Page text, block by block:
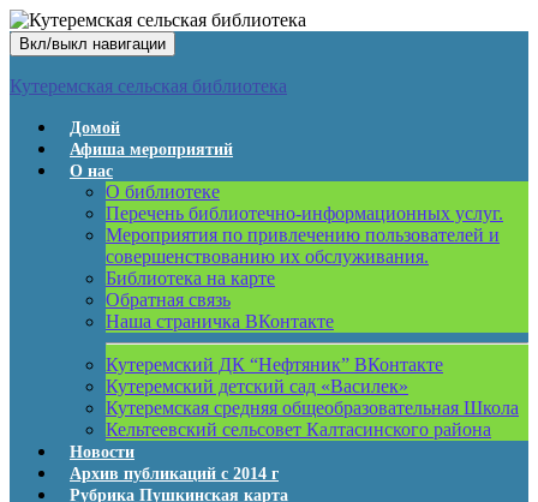
Вкл/выкл навигации
Кутеремская сельская библиотека
Домой
Афиша мероприятий
О нас
О библиотеке
Перечень библиотечно-информационных услуг.
Мероприятия по привлечению пользователей и
совершенствованию их обслуживания.
Библиотека на карте
Обратная связь
Наша страничка ВКонтакте
Кутеремский ДК “Нефтяник” ВКонтакте
Кутеремский детский сад «Василек»
Кутеремская средняя общеобразовательная Школа
Кельтеевский сельсовет Калтасинского района
Новости
Архив публикаций с 2014 г
Рубрика Пушкинская карта